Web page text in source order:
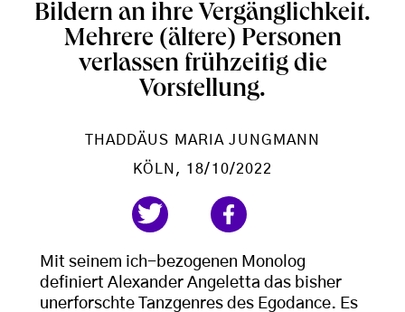
Bildern an ihre Vergänglichkeit.
Mehrere (ältere) Personen
verlassen frühzeitig die
Vorstellung.
THADDÄUS MARIA JUNGMANN
KÖLN , 18/10/2022
Mit seinem ich-bezogenen Monolog
definiert Alexander Angeletta das bisher
unerforschte Tanzgenres des Egodance. Es